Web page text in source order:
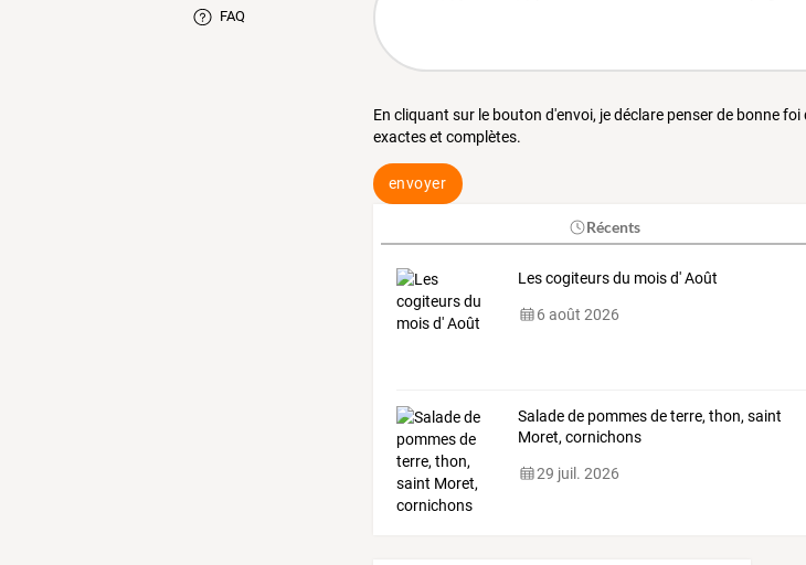
FAQ
En cliquant sur le bouton d'envoi, je déclare penser de bonne
exactes et complètes.
envoyer
Récents
Les cogiteurs du mois d' Août
6 août 2026
Salade de pommes de terre, thon, saint
Moret, cornichons
29 juil. 2026